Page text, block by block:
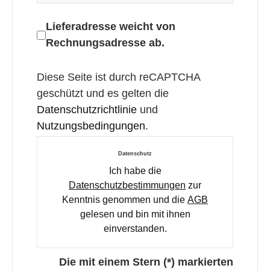
Lieferadresse weicht von
Rechnungsadresse ab.
Diese Seite ist durch reCAPTCHA
geschützt und es gelten die
Datenschutzrichtlinie und
Nutzungsbedingungen.
Datenschutz
Ich habe die
Datenschutzbestimmungen zur
Kenntnis genommen und die AGB
gelesen und bin mit ihnen
einverstanden.
Die mit einem Stern (*) markierten